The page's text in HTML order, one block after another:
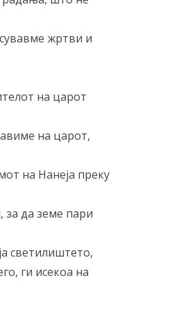
жртви и
на царот
на царот,
на Нанеја преку
за да земе пари
светилиштето,
ги исекоа на